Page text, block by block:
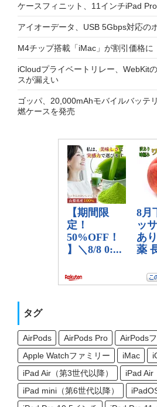
ケースフィニット、11インチiPad
アイオーデータ、USB 5Gbps対応の
M4チップ搭載「iMac」が割引価格に
iCloudプライベートリレー、WebKit
スが漏えい
ゴッパ、20,000mAhモバイルバッテ
燃ケースを発売
タグ
AirPods AirPods Pro
AirPods
Apple Watchファミリー
iMac
iPad Air（第3世代以降）
iPad Air
iPad mini（第6世代以降）